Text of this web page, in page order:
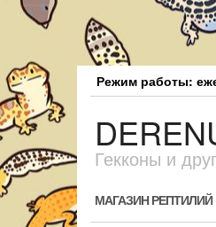
Skip
to
the
content
Режим работы:
Гекконы и
МАГАЗИН РЕПТИЛИЙ